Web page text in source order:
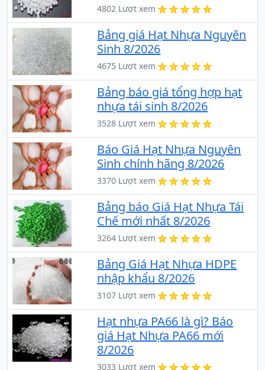
4802 Lượt xem
Bảng giá Hạt Nhựa Nguyên
Sinh 8/2026
4675 Lượt xem
Bảng báo giá tổng hợp hạt
nhựa tái sinh 8/2026
3528 Lượt xem
Báo Giá Hạt Nhựa Nguyên
Sinh chính hãng 8/2026
3370 Lượt xem
Bảng báo Giá Hạt Nhựa Tái
Chế mới nhất 8/2026
3264 Lượt xem
Bảng Giá Hạt Nhựa HDPE
nhập khẩu 8/2026
3107 Lượt xem
Hạt nhựa PA66 là gì? Báo
giá Hạt Nhựa PA66 mới
8/2026
3033 Lượt xem